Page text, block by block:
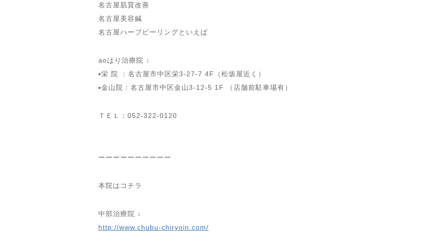
名古屋肌質改善
名古屋美容鍼
名古屋ハーブピーリングといえば
aoはり治療院 ↓
▪️栄 院 ：名古屋市中区栄3-27-7 4F（松坂屋近く）
▪️金山院：名古屋市中区金山3-12-5 1F （店舗前駐車場有）
ＴＥＬ：052-322-0120
ーーーーーーーーーー
本院はコチラ
中部治療院 ↓
http://www.chubu-chiryoin.com/